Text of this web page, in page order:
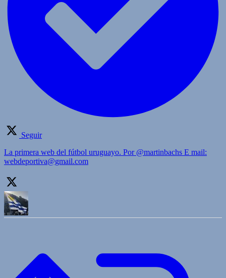
Seguir
La primera web del fútbol uruguayo. Por @martinbachs E mail:
webdeportiva@gmail.com